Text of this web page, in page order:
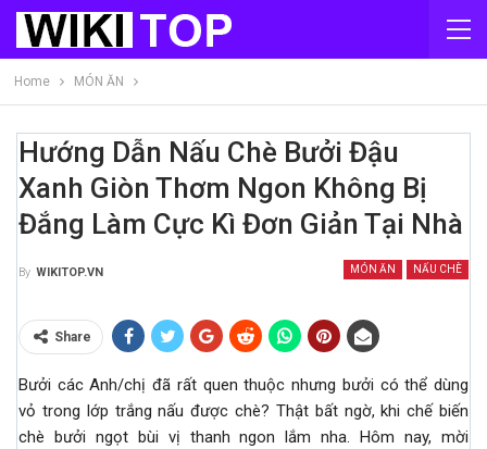
Home MÓN ĂN
Hướng Dẫn Nấu Chè Bưởi Đậu
Xanh Giòn Thơm Ngon Không Bị
Đắng Làm Cực Kì Đơn Giản Tại Nhà
MÓN ĂN NẤU CHÈ
By WIKITOP.VN
Share
Bưởi các Anh/chị đã rất quen thuộc nhưng bưởi có thể dùng
vỏ trong lớp trắng nấu được chè? Thật bất ngờ, khi chế biến
chè bưởi ngọt bùi vị thanh ngon lắm nha. Hôm nay, mời